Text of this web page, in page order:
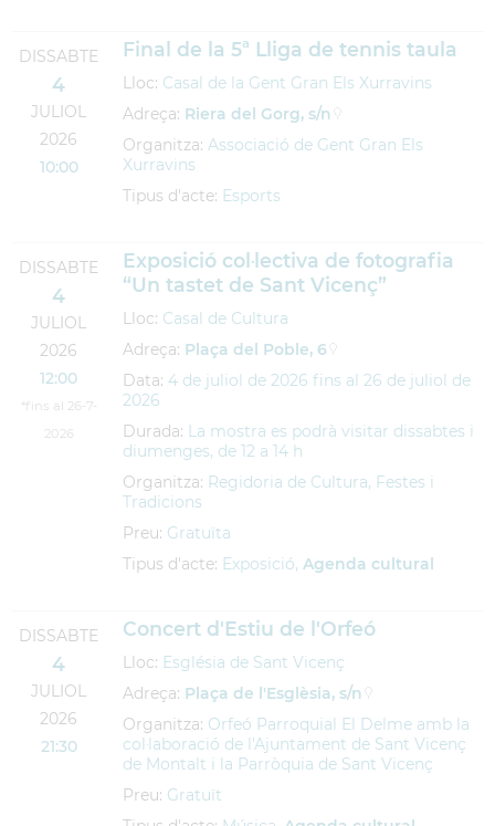
DISSABTE
4
JULIOL
2026
10:00
Final de la 5ª Lliga de tennis taula
Lloc: Casal de la Gent Gran Els Xurravins
Adreça: Riera del Gorg, s/n
Organitza: Associació de Gent Gran Els
Xurravins
Tipus d'acte: Esports
DISSABTE
4
JULIOL
2026
12:00
*fins al 26-7-
2026
Exposició col·lectiva de fotografia
“Un tastet de Sant Vicenç”
Lloc: Casal de Cultura
Adreça: Plaça del Poble, 6
Data: 4 de juliol de 2026 fins al 26 de juliol de
2026
Durada: La mostra es podrà visitar dissabtes i
diumenges, de 12 a 14 h
Organitza: Regidoria de Cultura, Festes i
Tradicions
Preu: Gratuïta
Tipus d'acte: Exposició, Agenda cultural
DISSABTE
4
JULIOL
2026
21:30
Concert d'Estiu de l'Orfeó
Lloc: Església de Sant Vicenç
Adreça: Plaça de l'Esglèsia, s/n
Organitza: Orfeó Parroquial El Delme amb la
col·laboració de l'Ajuntament de Sant Vicenç
de Montalt i la Parròquia de Sant Vicenç
Preu: Gratuït